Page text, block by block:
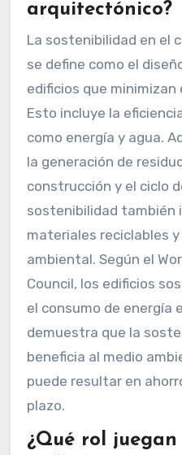
arquitectónico?
La sostenibilidad en el
se define como el
edificios que
Esto incluye la
como energía y agua.
la generación de
construcción y el ciclo
sostenibilidad también
materiales reciclables
ambiental. Según el
Council, los edificios
el consumo de energía
demuestra que la
beneficia al medio
puede resultar en
plazo.
¿Qué rol